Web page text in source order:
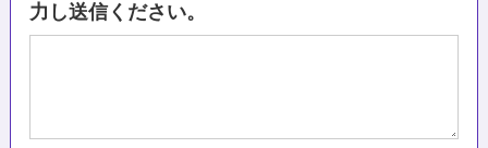
力し送信ください。